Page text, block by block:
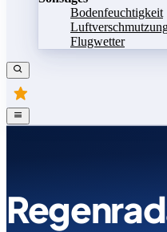
Bodenfeuchtigkeit
Flugwetter